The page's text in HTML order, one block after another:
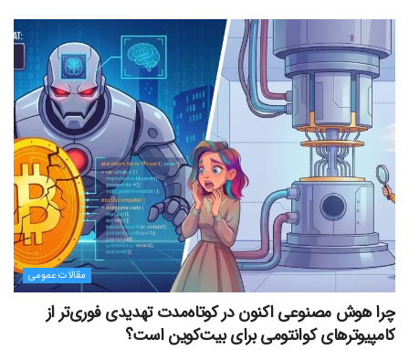
مقالات عمومی
چرا هوش مصنوعی اکنون در کوتاه‌مدت تهدیدی فوری‌تر از
کامپیوترهای کوانتومی برای بیت‌کوین است؟